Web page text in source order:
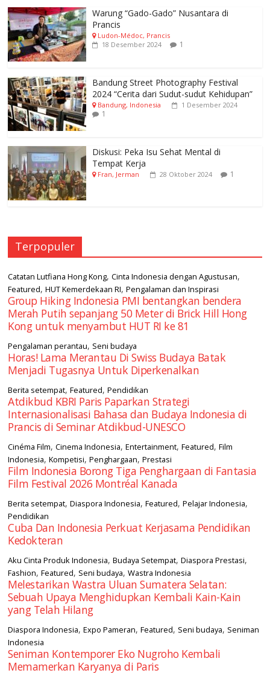
Warung “Gado-Gado” Nusantara di
Prancis
Ludon-Médoc, Prancis
18 Desember 2024
1
Bandung Street Photography Festival
2024 “Cerita dari Sudut-sudut Kehidupan”
Bandung, Indonesia 1 Desember 2024
1
Diskusi: Peka Isu Sehat Mental di
Tempat Kerja
Fran, Jerman 28 Oktober 2024 1
Terpopuler
Catatan Lutfiana Hong Kong,Cinta Indonesia dengan Agustusan,
Featured,HUT Kemerdekaan RI,Pengalaman dan Inspirasi
Group Hiking Indonesia PMI bentangkan bendera
Merah Putih sepanjang 50 Meter di Brick Hill Hong
Kong untuk menyambut HUT RI ke 81
Pengalaman perantau, Seni budaya
Horas! Lama Merantau Di Swiss Budaya Batak
Menjadi Tugasnya Untuk Diperkenalkan
Berita setempat,Featured,Pendidikan
Atdikbud KBRI Paris Paparkan Strategi
Internasionalisasi Bahasa dan Budaya Indonesia di
Prancis di Seminar Atdikbud-UNESCO
Cinéma Film,Cinema Indonesia,Entertainment,Featured,Film
Indonesia,Kompetisi,Penghargaan,Prestasi
Film Indonesia Borong Tiga Penghargaan di Fantasia
Film Festival 2026 Montréal Kanada
Berita setempat,Diaspora Indonesia,Featured,Pelajar Indonesia,
Pendidikan
Cuba Dan Indonesia Perkuat Kerjasama Pendidikan
Kedokteran
Aku Cinta Produk Indonesia,Budaya Setempat,Diaspora Prestasi,
Fashion,Featured, Seni budaya,Wastra Indonesia
Melestarikan Wastra Uluan Sumatera Selatan:
Sebuah Upaya Menghidupkan Kembali Kain-Kain
yang Telah Hilang
Diaspora Indonesia,Expo Pameran,Featured, Seni budaya, Seniman
Indonesia
Seniman Kontemporer Eko Nugroho Kembali
Memamerkan Karyanya di Paris